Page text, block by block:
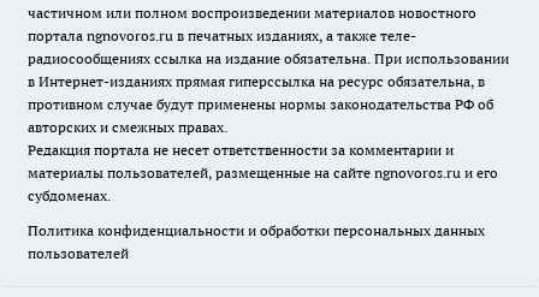
частичном или полном воспроизведении материалов новостного
портала ngnovoros.ru в печатных изданиях, а также теле-
радиосообщениях ссылка на издание обязательна. При использовании
в Интернет-изданиях прямая гиперссылка на ресурс обязательна, в
противном случае будут применены нормы законодательства РФ об
авторских и смежных правах.
Редакция портала не несет ответственности за комментарии и
материалы пользователей, размещенные на сайте ngnovoros.ru и его
субдоменах.
Политика конфиденциальности и обработки персональных данных
пользователей